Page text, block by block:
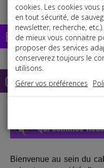
Base documentaire
Qui sommes-nous ? --
Qui sommes-
Bienvenue au sein du
cookies. Les cookies
en tout sécurité, de
newsletter, recherche,
de mieux vous connaitre
proposer des services
conserverez toujours le
utilisons.
Gérer vos préférences